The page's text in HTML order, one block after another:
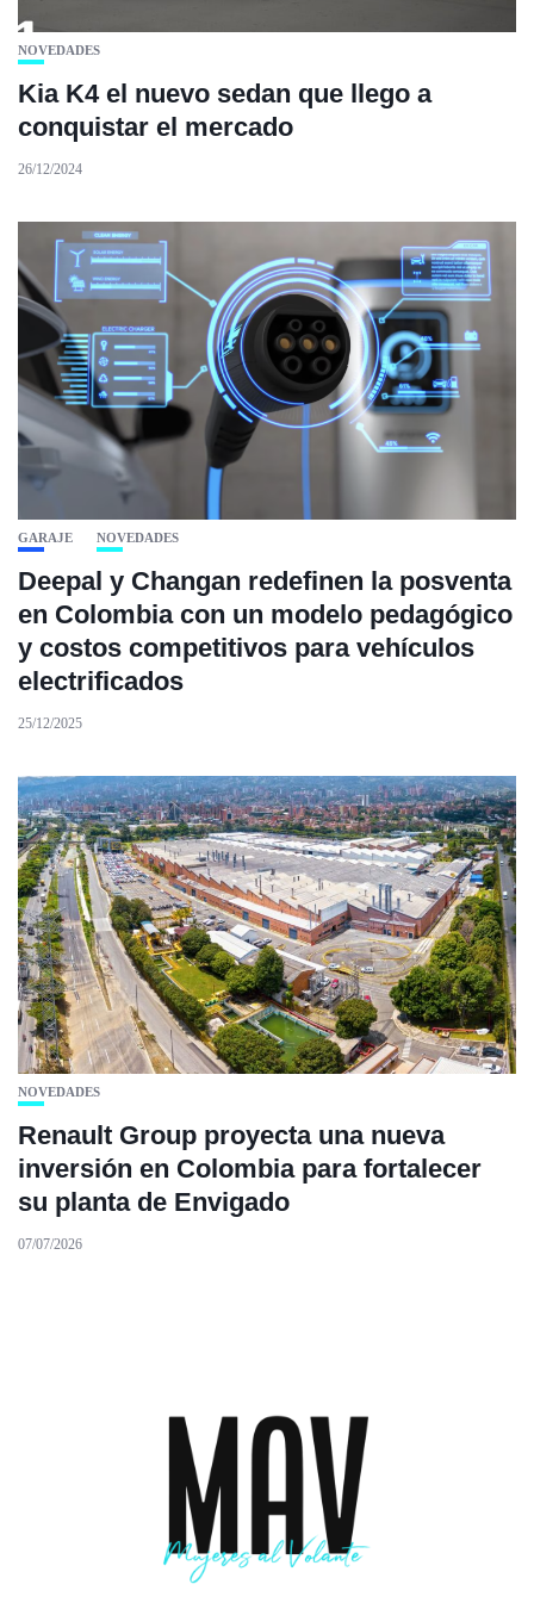
NOVEDADES
Kia K4 el nuevo sedan que llego a
conquistar el mercado
26/12/2024
GARAJE NOVEDADES
Deepal y Changan redefinen la posventa
en Colombia con un modelo pedagógico
y costos competitivos para vehículos
electrificados
25/12/2025
NOVEDADES
Renault Group proyecta una nueva
inversión en Colombia para fortalecer
su planta de Envigado
07/07/2026